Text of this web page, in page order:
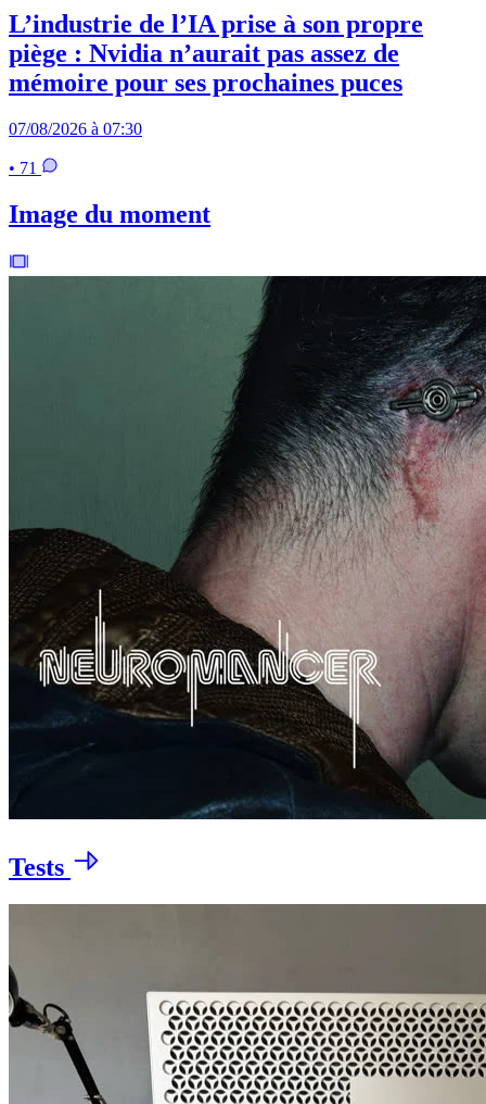
L’industrie de l’IA prise à son propre
piège : Nvidia n’aurait pas assez de
mémoire pour ses prochaines puces
07/08/2026 à 07:30
• 71
Image du moment
Tests